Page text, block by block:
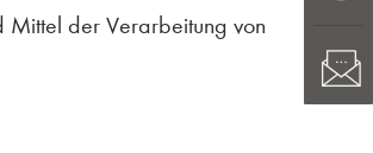
Mittel der Verarbeitung von